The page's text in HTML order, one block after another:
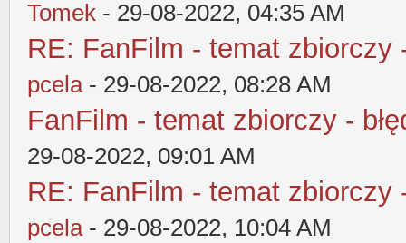
Tomek - 29-08-2022, 04:35 AM
RE: FanFilm - temat zbiorczy
pcela- 29-08-2022, 08:28 AM
FanFilm - temat zbiorczy -
29-08-2022, 09:01 AM
RE: FanFilm - temat zbiorczy
pcela- 29-08-2022, 10:04 AM